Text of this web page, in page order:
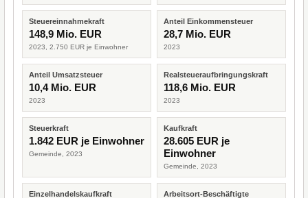
Steuereinnahmekraft
148,9 Mio. EUR
2023, 2.750 EUR je Einwohner
Anteil Einkommensteuer
28,7 Mio. EUR
2023
Anteil Umsatzsteuer
10,4 Mio. EUR
2023
Realsteueraufbringungskraft
118,6 Mio. EUR
2023
Steuerkraft
1.842 EUR je Einwohner
Gemeinde, 2023
Kaufkraft
28.605 EUR je
Einwohner
Gemeinde, 2023
Einzelhandelskaufkraft Arbeitsort-Beschäftigte